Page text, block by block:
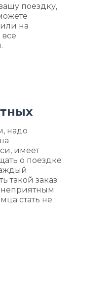
поездку,
на
надо
имеет
о поездке
такой заказ
неприятным
стать не